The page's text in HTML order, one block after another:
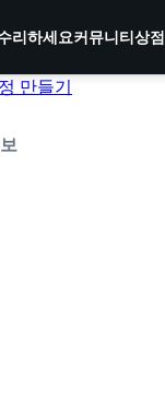
리하세요커뮤니티상점
만들기